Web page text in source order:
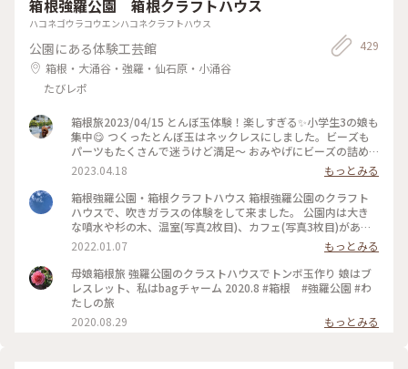
#強羅 #箱根 #神奈川県
箱根強羅公園 箱根クラフトハウス
ハコネゴウラコウエンハコネクラフトハウス
公園にある体験工芸館
箱根・大涌谷・強羅・仙石原・小涌谷
たびレポ
429
箱根旅2023/04/15 とんぼ玉体験！楽しすぎる✨小学生3の娘も
集中😋 つくったとんぼ玉はネックレスにしました。ビーズも
パーツもたくさんで迷うけど満足〜 おみやげにビーズの詰め
放題があって、 ビーズがかわいすぎるからおすすめ😋
2023.04.18
もっとみる
箱根強羅公園・箱根クラフトハウス 箱根強羅公園のクラフト
ハウスで、吹きガラスの体験をして来ました。 公園内は大き
な噴水や杉の木、温室(写真2枚目)、カフェ(写真3枚目)があり
充実していました。 クラフトハウスは、吹きガラス体験以外
にもとんぼ玉や切子、陶芸体験などがあり、箱根で制作体験を
したい方におすすめです！ インストラクターさんが親切丁寧
に教えてくださいました♪ #箱根強羅公園 #箱根 #強羅 #体験 #
吹きガラス #神奈川県
2022.01.07
もっとみる
母娘箱根旅 強羅公園のクラストハウスでトンボ玉作り 娘はブ
レスレット、私はbagチャーム 2020.8 #箱根 #強羅公園 #わ
たしの旅
2020.08.29
もっとみる